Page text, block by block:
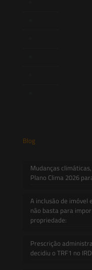
Blog
Mudanças
Plano Clima 2026
A inclusão de
não basta para
propriedade:
Prescrição
decidiu o TRF1 no